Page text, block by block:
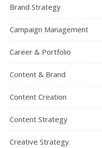
Brand Strategy
Campaign Management
Career & Portfolio
Content & Brand
Content Creation
Content Strategy
Creative Strategy